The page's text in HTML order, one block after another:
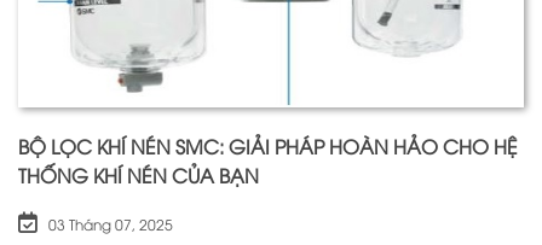
BỘ LỌC KHÍ NÉN SMC: GIẢI PHÁP HOÀN HẢO CHO HỆ
THỐNG KHÍ NÉN CỦA BẠN
03 Tháng 07, 2025